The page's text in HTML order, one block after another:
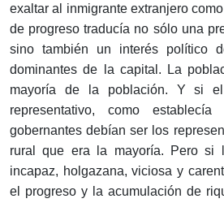
exaltar al inmigrante extranjero
de progreso traducía no sólo una
sino también un interés político
dominantes de la capital. La
mayoría de la población. Y si
representativo, como
gobernantes debían ser los
rural que era la mayoría. Pero si
incapaz, holgazana, viciosa y
el progreso y la acumulación de